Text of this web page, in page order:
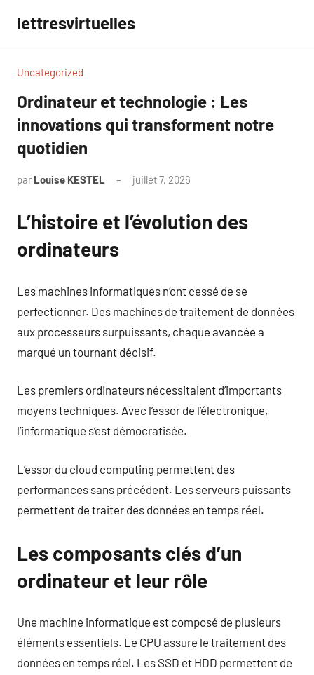
contenu
lettresvirtuelles
Uncategorized
Ordinateur et technologie : Les
innovations qui transforment notre
quotidien
par Louise KESTEL juillet 7, 2026
L’histoire et l’évolution des
ordinateurs
Les machines informatiques n’ont cessé de se
perfectionner. Des machines de traitement de données
aux processeurs surpuissants, chaque avancée a
marqué un tournant décisif.
Les premiers ordinateurs nécessitaient d’importants
moyens techniques. Avec l’essor de l’électronique,
l’informatique s’est démocratisée.
L’essor du cloud computing permettent des
performances sans précédent. Les serveurs puissants
permettent de traiter des données en temps réel.
Les composants clés d’un
ordinateur et leur rôle
Une machine informatique est composé de plusieurs
éléments essentiels. Le CPU assure le traitement des
données en temps réel. Les SSD et HDD permettent de